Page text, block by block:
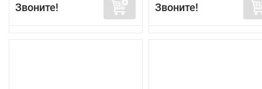
Звоните! Звоните!